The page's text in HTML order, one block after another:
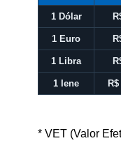
1 Dólar
1 Euro
1 Libra
1 Iene R$
* VET (Valor